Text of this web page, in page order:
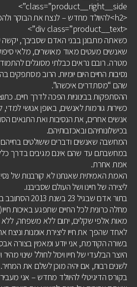
class=”product__right__side”>
<h2>להיוולד מחדש – לנצח את הבוקר ולהפוך כל יום לחלום</h2>
<div class=”product__text”>
כשאתה מתבונן בבני האדם שסביבך,
שאנשים מעטים מאוד מאושרים, מלאי
מטרה. רובם נראים כבלתי מסוגלים
נסיבות החיים היום יומיות. הרוב מסתפקים
שהם “מסתדרים איכשהו”.
ההסתפקות בבינוניות הפכה לדרך חיים.
כשירות גורמות לאנשים, באופן אנושי
אנשים אחרים, את הנסיבות ואת התנאים
בכישלונותיהם ובאכזבותיהם.
המחשבה שאנשים ודברים ששולטים
במחשבתם עד שהם אינם מגיבים בדרך כלל
אמת אחרת.
האמת האמיתית שאנחנו לא קורבנות של
ליצירה של חיינו ושל העולם שסביבנו.
בתור אדם שבגיל
מחלה כרונית לכל החיים שתפגע באיכות
מאות אלפי שקלים, יתום ללא משפחה, ללא
לאחד שהפך את חייו ליצירת אומנות
בשורה הקודמת, אני יודע ומאמין בצורה
היוצר הבלעדי של חייו ויכול לחולל שינוי
לשנים רבות, אם יהיה מוכן לשלם את המחיר.
בקורס הדיגיטלי להיוולד מחדש – אני